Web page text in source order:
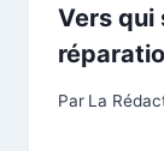
Vers qui
Par La